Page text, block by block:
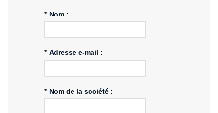
* Nom :
* Adresse e-mail :
* Nom de la société :